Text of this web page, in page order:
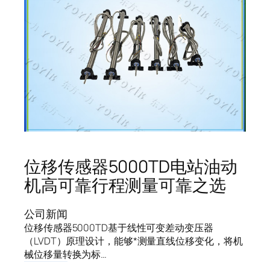
位移传感器5000TD电站油动
机高可靠行程测量可靠之选
公司新闻
位移传感器5000TD基于线性可变差动变压器
（LVDT）原理设计，能够*测量直线位移变化，将机
械位移量转换为标…